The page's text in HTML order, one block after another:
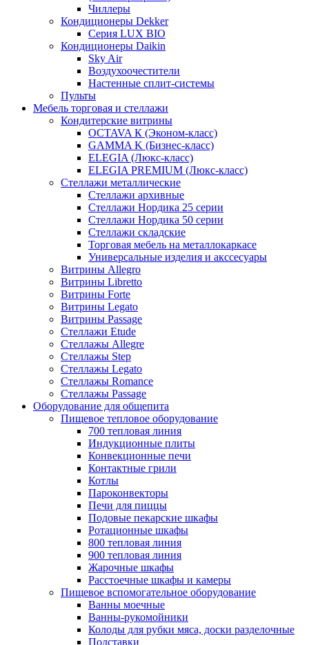
Чиллеры
Кондиционеры Dekker
Серия LUX BIO
Кондиционеры Daikin
Sky Air
Воздухоочестители
Настенные сплит-системы
Пульты
Мебель торговая и стеллажи
Кондитерские витрины
OCTAVA К (Эконом-класс)
GAMMA K (Бизнес-класс)
ELEGIA (Люкс-класс)
ELEGIA PREMIUM (Люкс-класс)
Стеллажи металлические
Стеллажи архивные
Стеллажи Нордика 25 серии
Стеллажи Нордика 50 серии
Стеллажи складские
Торговая мебель на металлокаркасе
Универсальные изделия и акссесуары
Витрины Allegro
Витрины Libretto
Витрины Forte
Витрины Legato
Витрины Passage
Стеллажи Etude
Стеллажы Allegre
Стеллажы Step
Стеллажы Legato
Стеллажы Romance
Стеллажы Passage
Оборудование для общепита
Пищевое тепловое оборудование
700 тепловая линия
Индукционные плиты
Конвекционные печи
Контактные грили
Котлы
Пароконвекторы
Печи для пиццы
Подовые пекарские шкафы
Ротационные шкафы
800 тепловая линия
900 тепловая линия
Жарочные шкафы
Расстоечные шкафы и камеры
Пищевое вспомогательное оборудование
Ванны моечные
Ванны-рукомойники
Колоды для рубки мяса, доски разделочные
Подставки